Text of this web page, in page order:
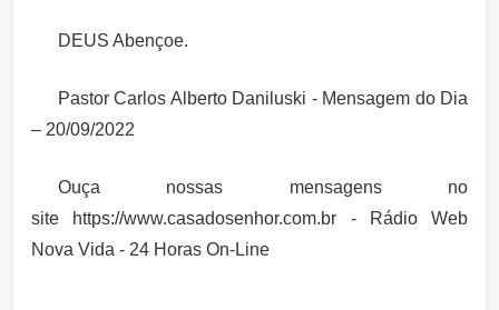
DEUS Abençoe.
Pastor Carlos Alberto Daniluski - Mensagem do Dia
– 20/09/2022
Ouça nossas mensagens no
site https://www.casadosenhor.com.br - Rádio Web
Nova Vida - 24 Horas On-Line